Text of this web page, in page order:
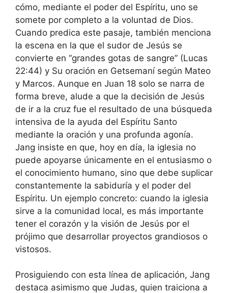
cómo, mediante el poder del Espíritu, uno se
somete por completo a la voluntad de Dios.
Cuando predica este pasaje, también menciona
la escena en la que el sudor de Jesús se
convierte en “grandes gotas de sangre” (Lucas
22:44) y Su oración en Getsemaní según Mateo
y Marcos. Aunque en Juan 18 solo se narra de
forma breve, alude a que la decisión de Jesús
de ir a la cruz fue el resultado de una búsqueda
intensiva de la ayuda del Espíritu Santo
mediante la oración y una profunda agonía.
Jang insiste en que, hoy en día, la iglesia no
puede apoyarse únicamente en el entusiasmo o
el conocimiento humano, sino que debe suplicar
constantemente la sabiduría y el poder del
Espíritu. Un ejemplo concreto: cuando la iglesia
sirve a la comunidad local, es más importante
tener el corazón y la visión de Jesús por el
prójimo que desarrollar proyectos grandiosos o
vistosos.
Prosiguiendo con esta línea de aplicación, Jang
destaca asimismo que Judas, quien traiciona a